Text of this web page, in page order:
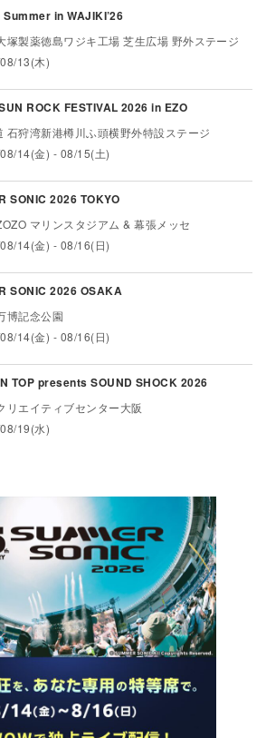
in WAJIKI’26
塚製薬徳島ワジキ工場 芝生広場 野外ステージ
13(木)
ROCK FESTIVAL 2026 in EZO
石狩湾新港樽川ふ頭横野外特設ステージ
14(金) - 08/15(土)
SONIC 2026 TOKYO
マリンスタジアム & 幕張メッセ
14(金) - 08/16(日)
SONIC 2026 OSAKA
博記念公園
14(金) - 08/16(日)
TOP presents SOUND SHOCK 2026
リエイティブセンター大阪
19(水)